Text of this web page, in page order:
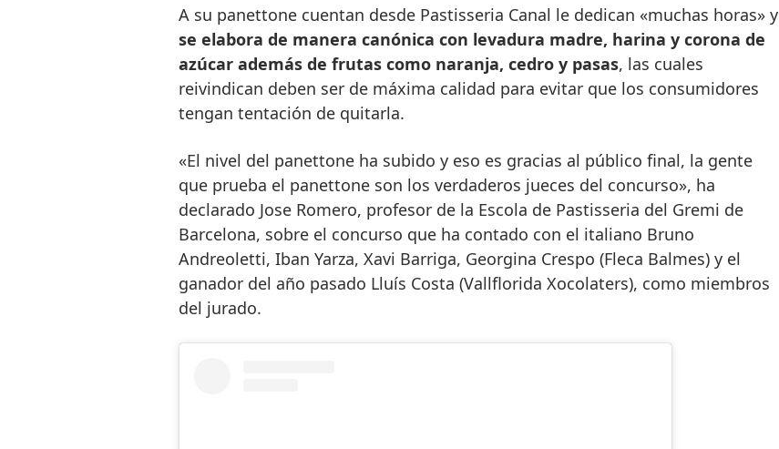
A su panettone cuentan desde Pastisseria Canal le dedican «muchas horas» y
se elabora de manera canónica con levadura madre, harina y corona de
azúcar además de frutas como naranja, cedro y pasas, las cuales
reivindican deben ser de máxima calidad para evitar que los consumidores
tengan tentación de quitarla.
«El nivel del panettone ha subido y eso es gracias al público final, la gente
que prueba el panettone son los verdaderos jueces del concurso», ha
declarado Jose Romero, profesor de la Escola de Pastisseria del Gremi de
Barcelona, sobre el concurso que ha contado con el italiano Bruno
Andreoletti, Iban Yarza, Xavi Barriga, Georgina Crespo (Fleca Balmes) y el
ganador del año pasado Lluís Costa (Vallflorida Xocolaters), como miembros
del jurado.